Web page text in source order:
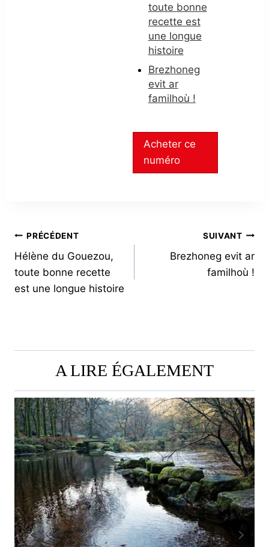
toute bonne
recette est
une longue
histoire
Brezhoneg
evit ar
familhoù !
Acheter ce
numéro
NAVIGATION
DE
L’ARTICLE
PRÉCÉDENT
Hélène du Gouezou,
toute bonne recette
est une longue histoire
SUIVANT
Brezhoneg evit ar
familhoù !
A LIRE ÉGALEMENT